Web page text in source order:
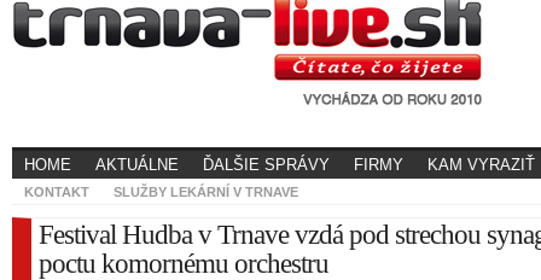
HOME AKTUÁLNE ĎALŠIE SPRÁVY FIRMY KAM VYRAZIŤ
KONTAKT SLUŽBY LEKÁRNÍ V TRNAVE
Festival Hudba v Trnave vzdá pod strechou
poctu komornému orchestru